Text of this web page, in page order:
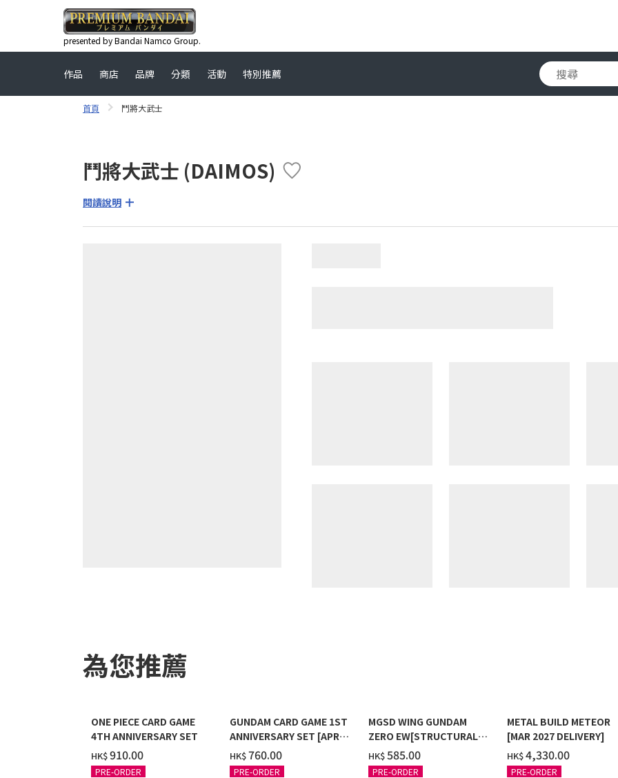
presented by Bandai Namco Group.
作品 商店 品牌 分類 活動 特別推薦
首頁 鬥將大武士
鬥將大武士 (DAIMOS)
閱讀說明
為您推薦
ONE PIECE CARD GAME
4TH ANNIVERSARY SET
HK$‌910.00
PRE-ORDER
GUNDAM CARD GAME 1ST
ANNIVERSARY SET [APR
2027 DELIVERY]
HK$‌760.00
PRE-ORDER
MGSD WING GUNDAM
ZERO EW[STRUCTURAL
COATING/BLACK] [2026年
12月發送]
HK$‌585.00
PRE-ORDER
METAL BUILD METEOR
[MAR 2027 DELIVERY]
HK$‌4,330.00
PRE-ORDER